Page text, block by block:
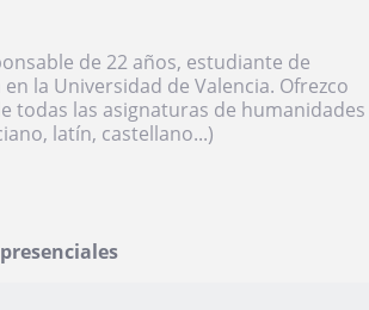
de 22 años, estudiante de
la Universidad de Valencia. Ofrezco
todas las asignaturas de humanidades
latín, castellano...)
presenciales